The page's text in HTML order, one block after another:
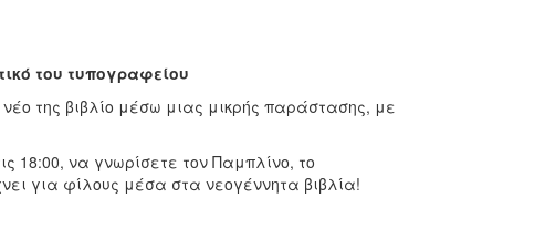
του τυπογραφείου
της βιβλίο μέσω μιας μικρής παράστασης, με
18:00, να γνωρίσετε τον Παμπλίνο, το
για φίλους μέσα στα νεογέννητα βιβλία!